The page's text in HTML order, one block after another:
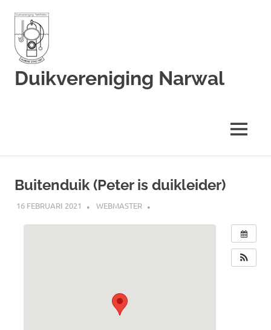
inhoud
Duikvereniging Narwal
MENU
Buitenduik (Peter is duikleider)
16 FEBRUARI 2021 WEBMASTER